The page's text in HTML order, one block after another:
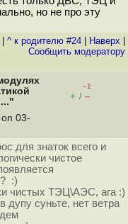
но не про эту
| ^ к родителю #24 Наверх
Cообщить модератору
–1
+ / –
on 03-
для знаток всего и
чистое
:)
чистых ТЭЦ\АЭС, ага :)
дупу суньте, нет ветра